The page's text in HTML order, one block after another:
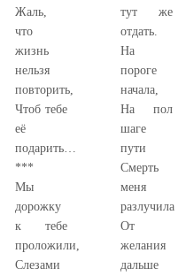
Жаль,
что
жизнь
нельзя
повторить,
Чтоб тебе
её
подарить…
***
Мы
дорожку
к тебе
проложили,
Слезами
тут же
отдать.
На
пороге
начала,
На пол
шаге
пути
Смерть
меня
разлучила
От
желания
дальше